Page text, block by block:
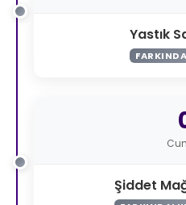
Yastık
Şiddet